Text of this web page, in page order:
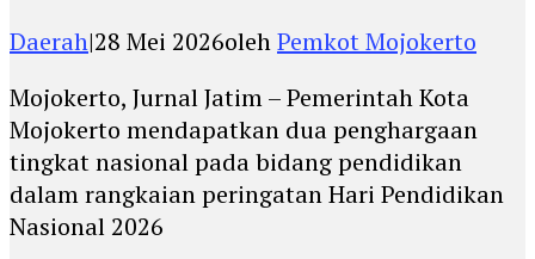
Daerah|28 Mei 2026olehPemkot Mojokerto
Mojokerto, Jurnal Jatim – Pemerintah Kota
Mojokerto mendapatkan dua penghargaan
tingkat nasional pada bidang pendidikan
dalam rangkaian peringatan Hari Pendidikan
Nasional 2026